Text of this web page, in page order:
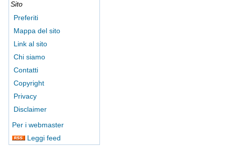
Sito
Preferiti
Mappa del sito
Link al sito
Chi siamo
Contatti
Copyright
Privacy
Disclaimer
Per i webmaster
Leggi feed